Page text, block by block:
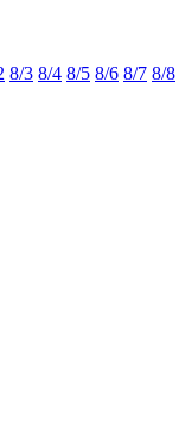
8/3 8/4 8/5 8/6 8/7 8/8